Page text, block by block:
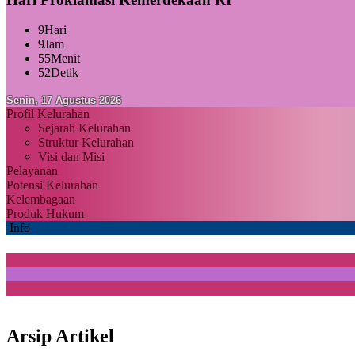
9Hari
9Jam
55Menit
50Detik
Senin, 17 Agustus 2026
Profil Kelurahan
Sejarah Kelurahan
Struktur Kelurahan
Visi dan Misi
Pelayanan
Potensi Kelurahan
Kelembagaan
Produk Hukum
Info
Arsip Artikel